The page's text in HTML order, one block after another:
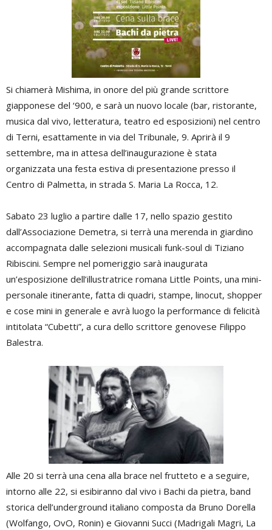
Si chiamerà Mishima, in onore del più grande scrittore
giapponese del ‘900, e sarà un nuovo locale (bar, ristorante,
musica dal vivo, letteratura, teatro ed esposizioni) nel centro
di Terni, esattamente in via del Tribunale, 9. Aprirà il 9
settembre, ma in attesa dell’inaugurazione è stata
organizzata una festa estiva di presentazione presso il
Centro di Palmetta, in strada S. Maria La Rocca, 12.
Sabato 23 luglio a partire dalle 17, nello spazio gestito
dall’Associazione Demetra, si terrà una merenda in giardino
accompagnata dalle selezioni musicali funk-soul di Tiziano
Ribiscini. Sempre nel pomeriggio sarà inaugurata
un’esposizione dell’illustratrice romana Little Points, una mini-
personale itinerante, fatta di quadri, stampe, linocut, shopper
e cose mini in generale e avrà luogo la performance di felicità
intitolata “Cubetti”, a cura dello scrittore genovese Filippo
Balestra.
Alle 20 si terrà una cena alla brace nel frutteto e a seguire,
intorno alle 22, si esibiranno dal vivo i Bachi da pietra, band
storica dell’underground italiano composta da Bruno Dorella
(Wolfango, OvO, Ronin) e Giovanni Succi (Madrigali Magri, La